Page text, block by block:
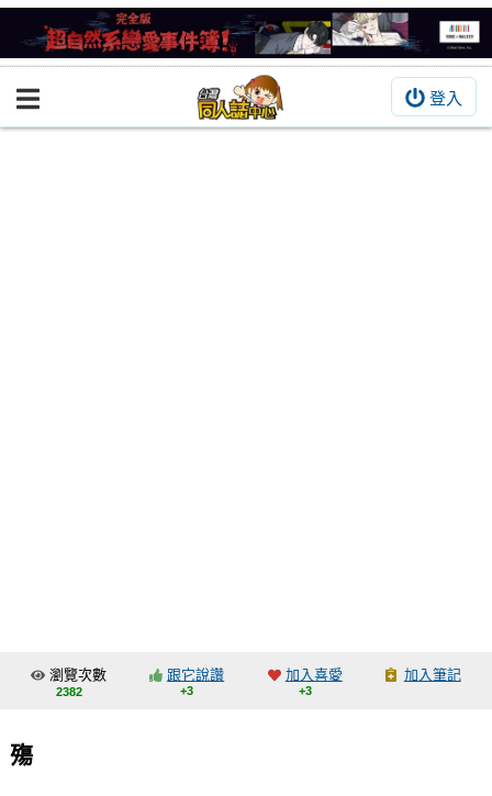
登入
BOOKY書集倉庫
交流中心
會員功能選單
瀏覽次數
2382
跟它說讚
+3
加入喜愛
+3
加入筆記
殤